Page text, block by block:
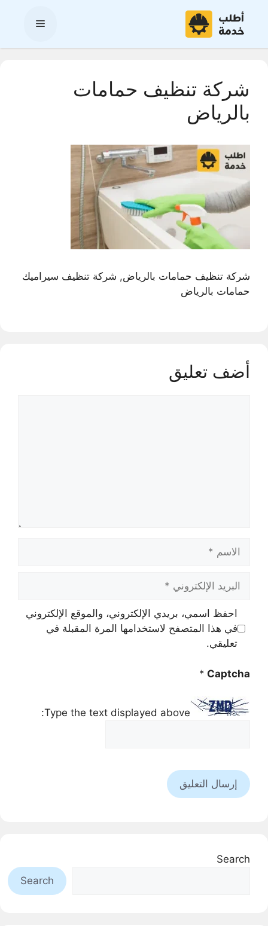
المحتوى
القائمة
شركة تنظيف حمامات
بالرياض
شركة تنظيف حمامات بالرياض, شركة تنظيف سيراميك
حمامات بالرياض
أضف تعليق
الاسم
البريد
الإلكتروني
احفظ اسمي، بريدي الإلكتروني، والموقع الإلكتروني
في هذا المتصفح لاستخدامها المرة المقبلة في
تعليقي.
Captcha
*
Type the text displayed above:
Search
Search